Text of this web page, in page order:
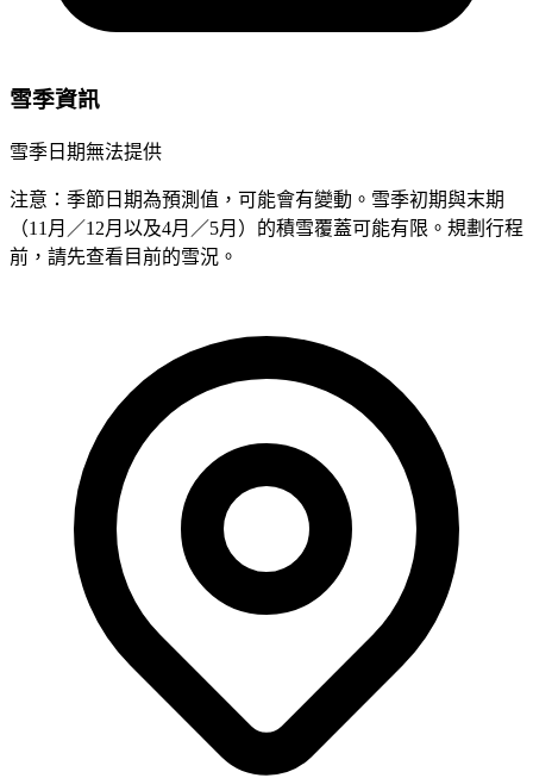
雪季資訊
雪季日期無法提供
注意：季節日期為預測值，可能會有變動。雪季初期與末期
（11月／12月以及4月／5月）的積雪覆蓋可能有限。規劃行程
前，請先查看目前的雪況。